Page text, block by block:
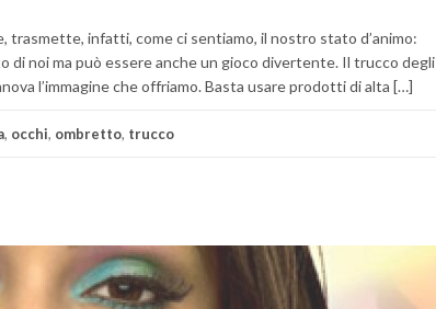
infatti, come ci sentiamo, il nostro stato d’animo:
noi ma può essere anche un gioco divertente. Il trucco degli
l’immagine che offriamo. Basta usare prodotti di alta […]
, occhi, ombretto, trucco